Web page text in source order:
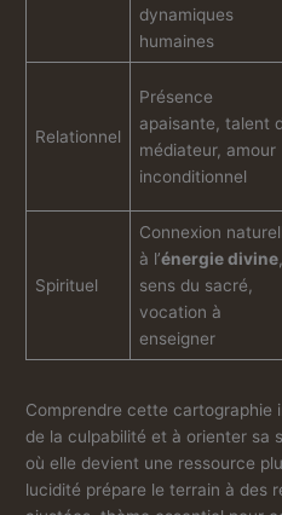
dynamiques
humaines
Relationnel
Présence
apaisante, talent
médiateur, amour
inconditionnel
Spirituel
Connexion
à l’énergie divine,
sens du sacré,
vocation à
enseigner
Comprendre cette cartographie
de la culpabilité et à orienter sa
où elle devient une ressource
lucidité prépare le terrain à des